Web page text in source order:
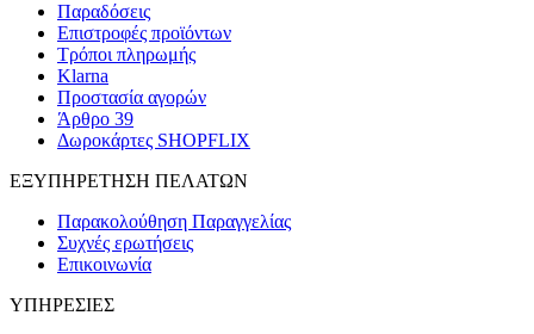
Παραδόσεις
Επιστροφές προϊόντων
Τρόποι πληρωμής
Klarna
Προστασία αγορών
Άρθρο 39
Δωροκάρτες SHOPFLIX
ΕΞΥΠΗΡΕΤΗΣΗ ΠΕΛΑΤΩΝ
Παρακολούθηση Παραγγελίας
Συχνές ερωτήσεις
Επικοινωνία
ΥΠΗΡΕΣΙΕΣ